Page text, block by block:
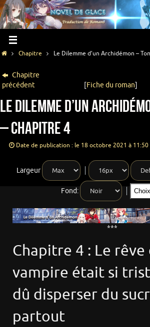
Chapitre Le Dilemme d’un Archidémon –
Chapitre
précédent
[Fiche du roman]
Le Dilemme d’un
– Chapitre 4
Date de publication : le 18 octobre 2021 à 11:50
Largeur
Fond:
***
Chapitre 4 : Le rêve
vampire était si
dû disperser du
partout